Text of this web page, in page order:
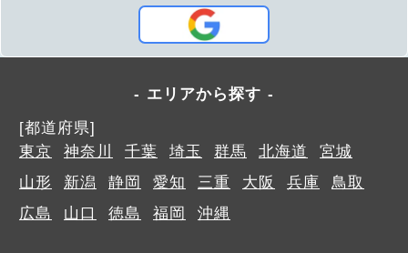
エリアから探す
[都道府県]
東京
神奈川 千葉 埼玉 群馬 北海道
宮城
山形
新潟 静岡 愛知 三重 大阪 兵庫
鳥取
広島
山口 徳島 福岡 沖縄